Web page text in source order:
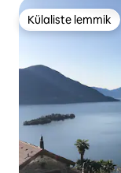
Külaliste lemmik
Külaliste lemmik